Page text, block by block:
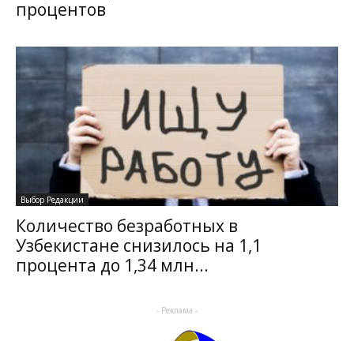
процентов
Выбор Редакции
Количество безработных в
Узбекистане снизилось на 1,1
процента до 1,34 млн...
- Реклама -